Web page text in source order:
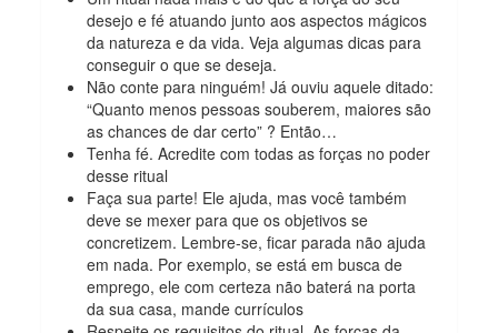
desejo e fé atuando junto aos aspectos mágicos
da natureza e da vida. Veja algumas dicas para
conseguir o que se deseja.
Não conte para ninguém! Já ouviu aquele ditado:
“Quanto menos pessoas souberem, maiores são
as chances de dar certo” ? Então…
Tenha fé. Acredite com todas as forças no poder
desse ritual
Faça sua parte! Ele ajuda, mas você também
deve se mexer para que os objetivos se
concretizem. Lembre-se, ficar parada não ajuda
em nada. Por exemplo, se está em busca de
emprego, ele com certeza não baterá na porta
da sua casa, mande currículos